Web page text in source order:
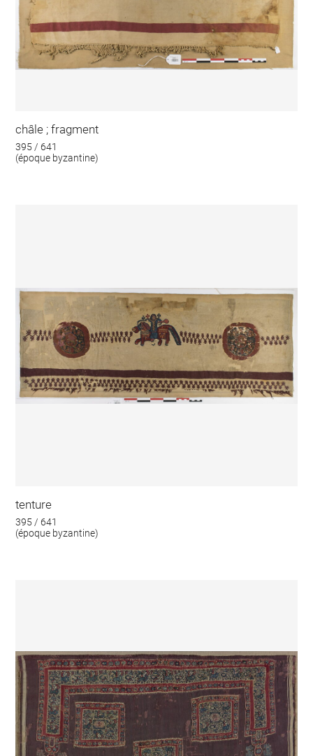
châle ; fragment
395 / 641
(époque byzantine)
tenture
395 / 641
(époque byzantine)